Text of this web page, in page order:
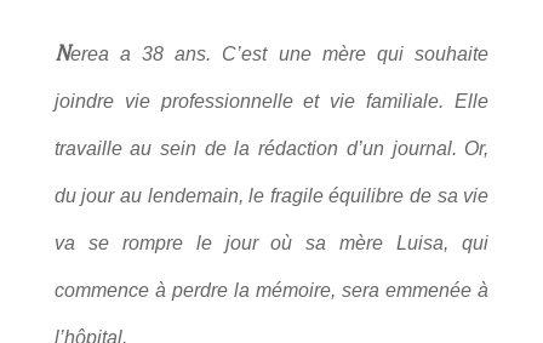
Nerea a 38 ans. C’est une mère qui souhaite
joindre vie professionnelle et vie familiale. Elle
travaille au sein de la rédaction d’un journal. Or,
du jour au lendemain, le fragile équilibre de sa vie
va se rompre le jour où sa mère Luisa, qui
commence à perdre la mémoire, sera emmenée à
l’hôpital.